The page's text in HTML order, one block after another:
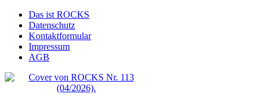
Das ist ROCKS
Datenschutz
Kontaktformular
Impressum
AGB